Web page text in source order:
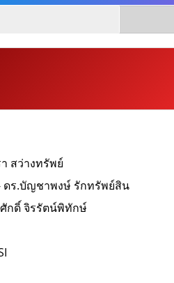
สว่างทรัพย์
ร.บัญชาพงษ์ รักทรัพย์สิน
กดิ์ จิรรัตน์พิทักษ์